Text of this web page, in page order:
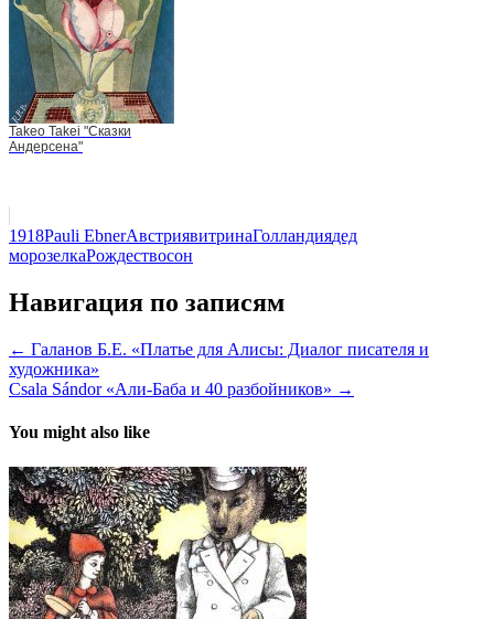
Takeo Takei "Сказки
Андерсена"
1918Pauli EbnerАвстриявитринаГолландиядед
морозелкаРождествосон
Навигация по записям
← Галанов Б.Е. «Платье для Алисы: Диалог писателя и
художника»
Csala Sándor «Али-Баба и 40 разбойников» →
You might also like